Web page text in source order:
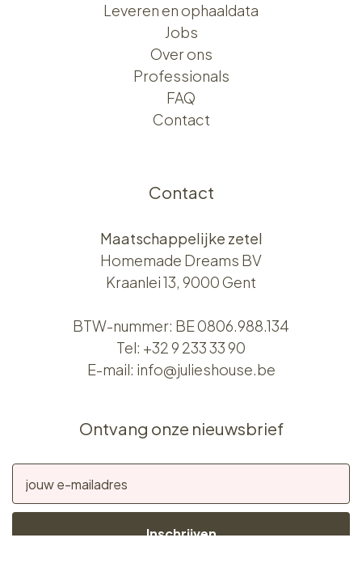
Leveren en ophaaldata
Jobs
Over ons​​
Professionals
FAQ
Contact
Contact
Maatschappelijke zetel
Homemade Dreams BV
Kraanlei 13, 9000 Gent
BTW-nummer: BE 0806.988.134
Tel: +32 9 233 33 90
E-mail: info@julieshouse.be
Ontvang onze nieuwsbrief
Inschrijven